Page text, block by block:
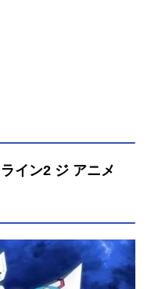
イン2 ジ アニメ